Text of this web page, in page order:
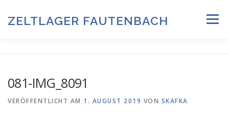
springen
ZELTLAGER FAUTENBACH Menü
HISTORIE & FOTOARCHIV
081-IMG_8091
VERÖFFENTLICHT AM 1. AUGUST 2019 VON SKAFKA